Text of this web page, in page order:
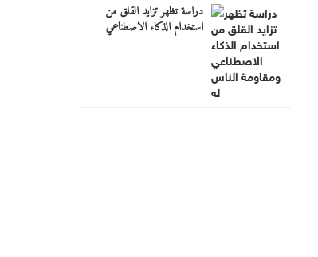
دراسة تظهر تزايد القلق من
استخدام الذكاء الاصطناعي